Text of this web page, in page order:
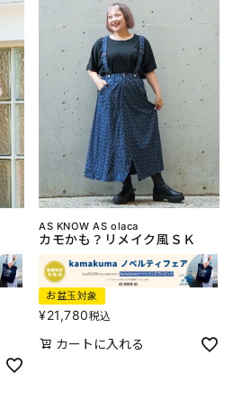
AS KNOW AS olaca
カモかも？リメイク風ＳＫ
お盆玉対象
¥21,780税込
カートに入れる